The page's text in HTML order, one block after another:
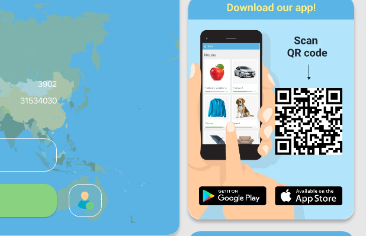
3902
31534030
Napredek
Pon Sre Čet
Sob Ned
Dnevni napredek
Mesečni napredek
Celotni napredek